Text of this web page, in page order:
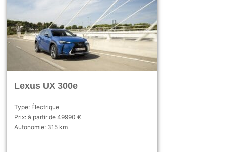
Lexus UX 300e
Type: Électrique
Prix: à partir de 49990 €
Autonomie: 315 km